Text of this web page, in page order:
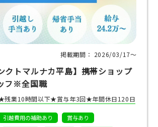
掲載期間： 2026/03/17〜
クトマルナカ平島】携帯ショップ
フ※全国職
★残業10時間以下★賞与年3回★年間休日120日
引越費用の補助あり
賞与あり